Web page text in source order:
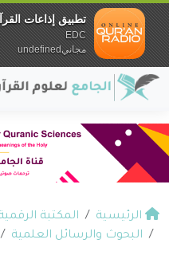
الرئيسية المكتبة
البحوث والرسائل العلمية
تطبيق إذاعات
EDC
مجانيundefined